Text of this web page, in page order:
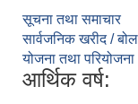
सूचना तथा समाचार
सार्वजनिक खरीद /
योजना तथा परियोजना
आर्थिक वर्ष: